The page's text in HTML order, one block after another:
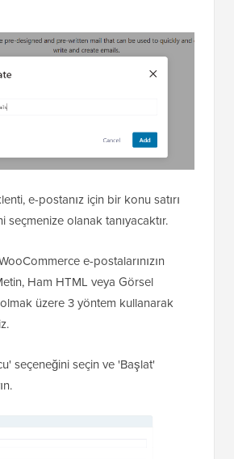
e-postanız için bir konu satırı
seçmenize olanak tanıyacaktır.
e-postalarınızın
Ham HTML veya Görsel
üzere 3 yöntem kullanarak
seçeneğini seçin ve 'Başlat'